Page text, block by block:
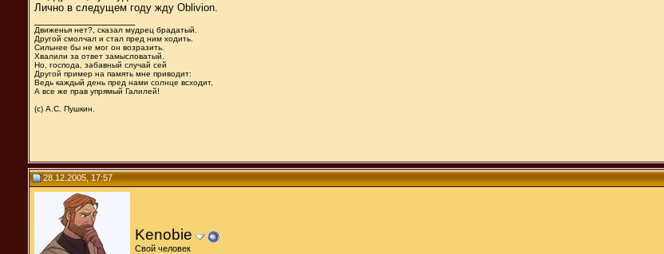
Лично в следущем году жду Oblivion.
Движенья нет?, сказал мудрец брадатый.
Другой смолчал и стал пред ним ходить.
Сильнее бы не мог он возразить.
Хвалили за ответ замысловатый.
Но, господа, забавный случай сей
Другой пример на память мне приводит:
Ведь каждый день пред нами солнце всходит,
А все же прав упрямый Галилей!
(с) А.С. Пушкин.
28.12.2005, 17:57
Kenobie
Свой человек